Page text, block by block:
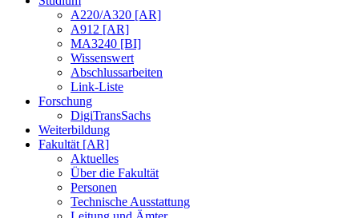
A220/A320 [AR]
A912 [AR]
MA3240 [BI]
Wissenswert
Abschlussarbeiten
Link-Liste
Forschung
DigiTransSachs
Weiterbildung
Fakultät [AR]
Aktuelles
Über die Fakultät
Personen
Technische Ausstattung